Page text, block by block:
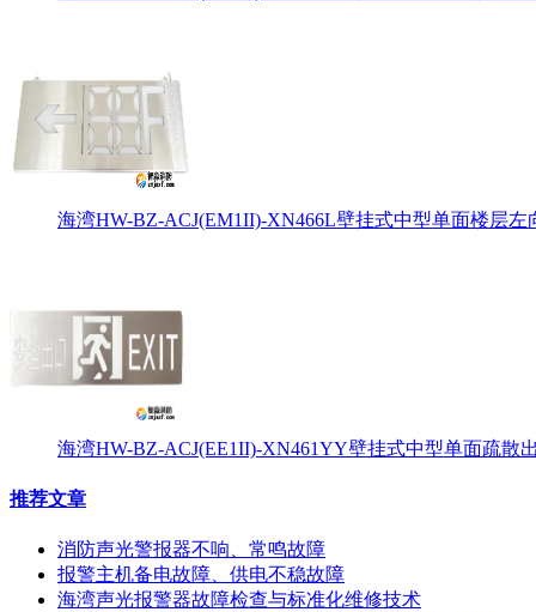
海湾HW-BZ-ACJ(EM1II)-XN466L壁挂式中型单面楼层左
海湾HW-BZ-ACJ(EE1II)-XN461YY壁挂式中型单面疏散
推荐文章
消防声光警报器不响、常鸣故障
报警主机备电故障、供电不稳故障
海湾声光报警器故障检查与标准化维修技术